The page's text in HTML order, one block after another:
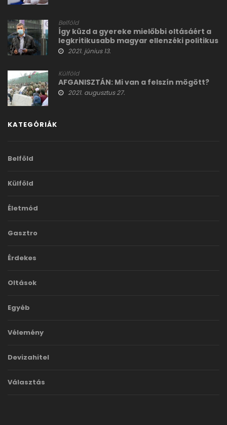
Belföld
Így küzd a gyereke mielőbbi oltásáért a
legkritikusabb magyar ellenzéki politikus
2021. június 13.
Külföld
AFGANISZTÁN: Mi van a felszín mögött?
2021. augusztus 27.
KATEGÓRIÁK
Belföld
Külföld
Életmód
Gasztro
Érdekes
Oltások
Egyéb
Vélemény
Devizahitel
Választás